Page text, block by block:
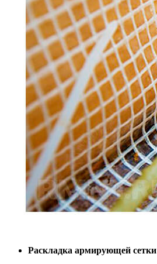
Раскладка армирующей сетки